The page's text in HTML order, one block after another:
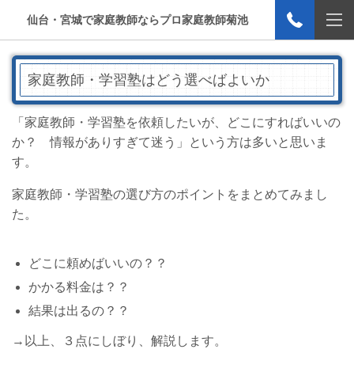
仙台・宮城で家庭教師ならプロ家庭教師菊池
家庭教師・学習塾はどう選べばよいか
「家庭教師・学習塾を依頼したいが、どこにすればいいの
か？ 情報がありすぎて迷う」という方は多いと思いま
す。
家庭教師・学習塾の選び方のポイントをまとめてみまし
た。
どこに頼めばいいの？？
かかる料金は？？
結果は出るの？？
→以上、３点にしぼり、解説します。